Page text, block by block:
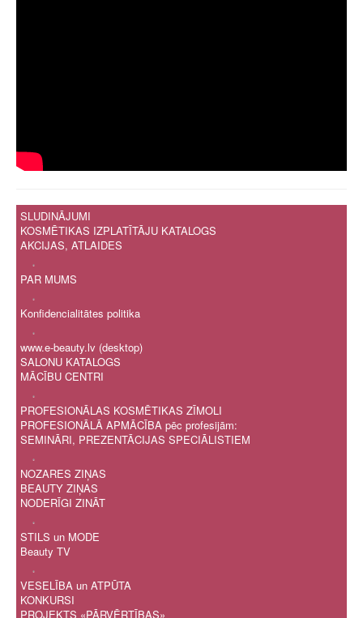
SLUDINĀJUMI
KOSMĒTIKAS IZPLATĪTĀJU KATALOGS
AKCIJAS, ATLAIDES
.
PAR MUMS
.
Konfidencialitātes politika
.
www.e-beauty.lv (desktop)
SALONU KATALOGS
MĀCĪBU CENTRI
.
PROFESIONĀLAS KOSMĒTIKAS ZĪMOLI
PROFESIONĀLĀ APMĀCĪBA pēc profesijām:
SEMINĀRI, PREZENTĀCIJAS SPECIĀLISTIEM
.
NOZARES ZIŅAS
BEAUTY ZIŅAS
NODERĪGI ZINĀT
.
STILS un MODE
Beauty TV
.
VESELĪBA un ATPŪTA
KONKURSI
PROJEKTS «PĀRVĒRTĪBAS»